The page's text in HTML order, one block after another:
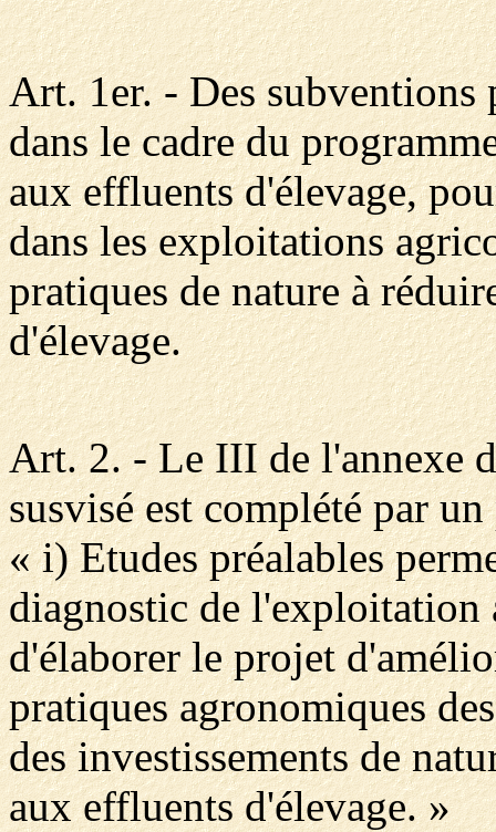
Art. 1er. - Des subventions
dans le cadre du
aux effluents d'élevage,
dans les exploitations
pratiques de nature à
d'élevage.
Art. 2. - Le III de l'annexe
susvisé est complété par
« i) Etudes préalables
diagnostic de l'exploitation
d'élaborer le projet
pratiques agronomiques
des investissements de
aux effluents d'élevage. »